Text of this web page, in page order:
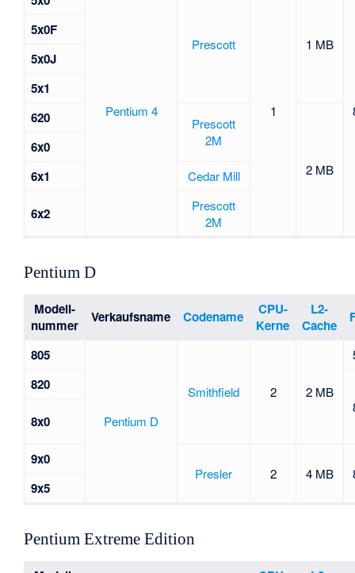
Pentium 4
Prescott
1
1 MB
5x0F
5x0J
5x1
620
Prescott
2M
2 MB
6x0
6x1
Cedar Mill
6x2
Prescott
2M
Pentium D
Modell-
nummer
Verkaufsname Codename
CPU-
Kerne
L2-
Cache
805
Pentium D
Smithfield 2 2 MB
820
8x0
9x0
Presler 2 4 MB
9x5
Pentium Extreme Edition